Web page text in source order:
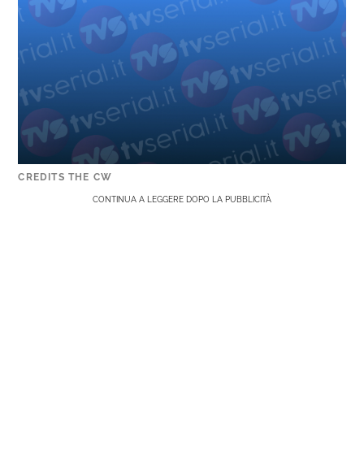
CREDITS THE CW
CONTINUA A LEGGERE DOPO LA PUBBLICITÀ